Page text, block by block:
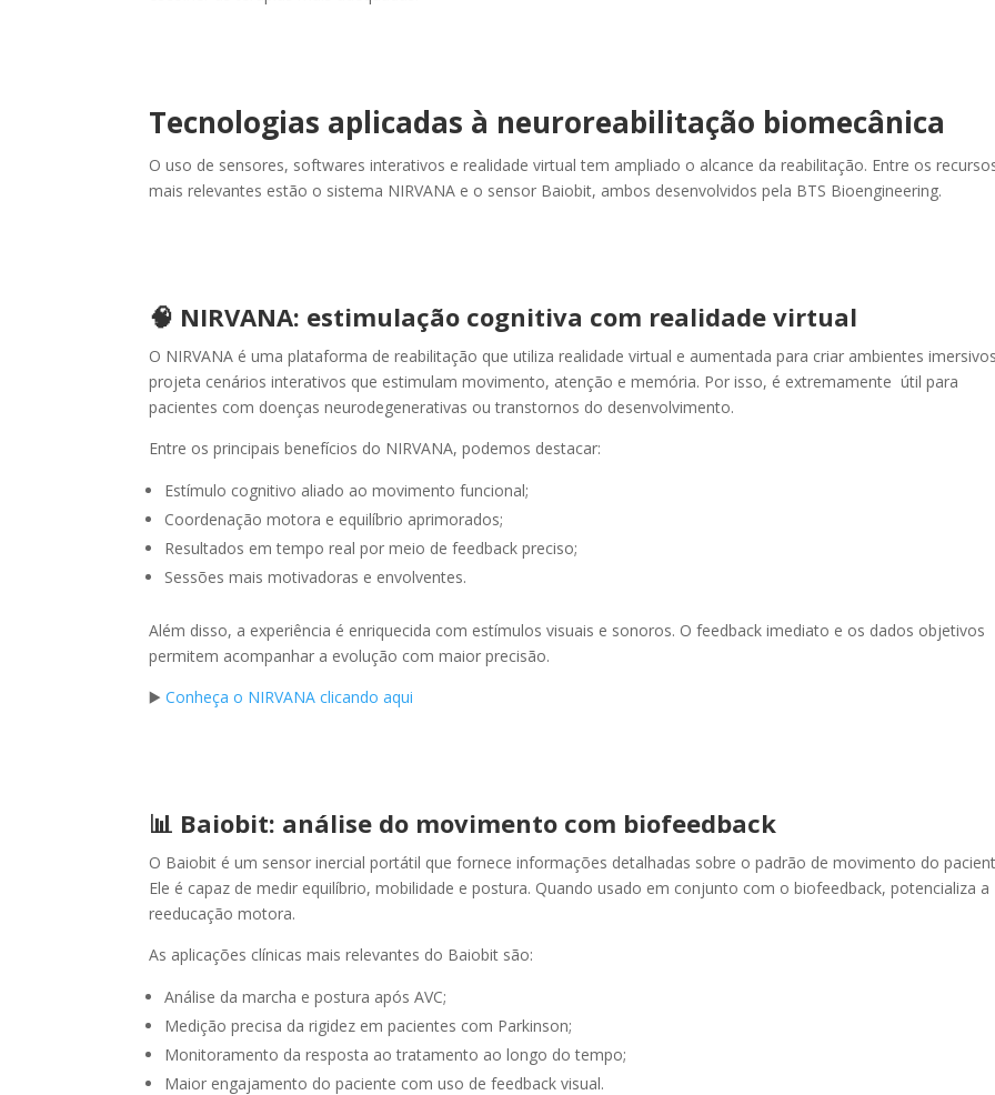
Tecnologias aplicadas à neuroreabilitação biomecânica
O uso de sensores, softwares interativos e realidade virtual tem ampliado o alcance da reabilitação. Entre os
mais relevantes estão o sistema NIRVANA e o sensor Baiobit, ambos desenvolvidos pela BTS Bioengineering.
🧠 NIRVANA: estimulação cognitiva com realidade virtual
O NIRVANA é uma plataforma de reabilitação que utiliza realidade virtual e aumentada para criar ambientes
projeta cenários interativos que estimulam movimento, atenção e memória. Por isso, é extremamente útil para
pacientes com doenças neurodegenerativas ou transtornos do desenvolvimento.
Entre os principais benefícios do NIRVANA, podemos destacar:
Estímulo cognitivo aliado ao movimento funcional;
Coordenação motora e equilíbrio aprimorados;
Resultados em tempo real por meio de feedback preciso;
Sessões mais motivadoras e envolventes.
Além disso, a experiência é enriquecida com estímulos visuais e sonoros. O feedback imediato e os dados objetivos
permitem acompanhar a evolução com maior precisão.
▶️Conheça o NIRVANA clicando aqui
📊 Baiobit: análise do movimento com biofeedback
O Baiobit é um sensor inercial portátil que fornece informações detalhadas sobre o padrão de movimento do
Ele é capaz de medir equilíbrio, mobilidade e postura. Quando usado em conjunto com o biofeedback, potencializa a
reeducação motora.
As aplicações clínicas mais relevantes do Baiobit são:
Análise da marcha e postura após AVC;
Medição precisa da rigidez em pacientes com Parkinson;
Monitoramento da resposta ao tratamento ao longo do tempo;
Maior engajamento do paciente com uso de feedback visual.